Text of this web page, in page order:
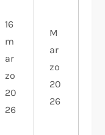
16
m
ar
zo
20
26
M
ar
zo
20
26